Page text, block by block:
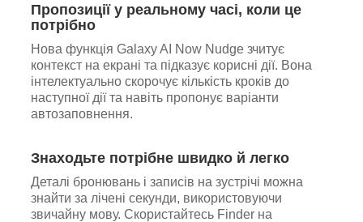
Пропозиції у реальному часі, коли це
потрібно
Нова функція Galaxy AI Now Nudge зчитує
контекст на екрані та підказує корисні дії. Вона
інтелектуально скорочує кількість кроків до
наступної дії та навіть пропонує варіанти
автозаповнення.
Знаходьте потрібне швидко й легко
Деталі бронювань і записів на зустрічі можна
знайти за лічені секунди, використовуючи
звичайну мову. Скористайтесь Finder на